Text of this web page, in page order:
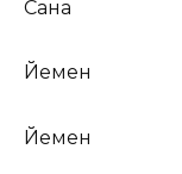
Сана
Йемен
Йемен